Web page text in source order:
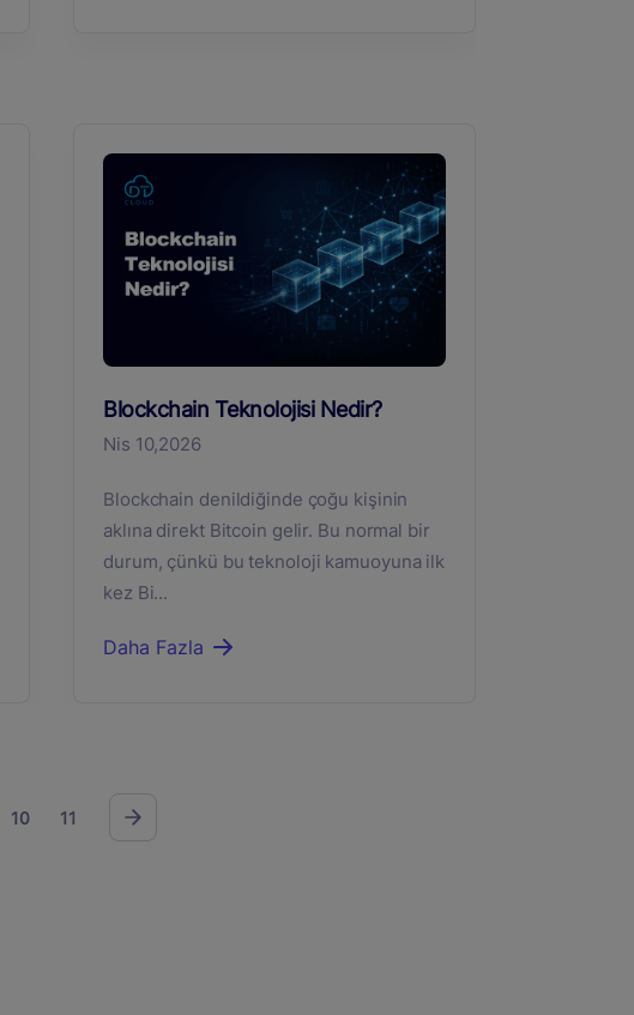
Blockchain Teknolojisi Nedir?
Nis 10,2026
Blockchain denildiğinde çoğu kişinin
aklına direkt Bitcoin gelir. Bu normal bir
durum, çünkü bu teknoloji kamuoyuna ilk
kez Bi...
Daha Fazla
10 11